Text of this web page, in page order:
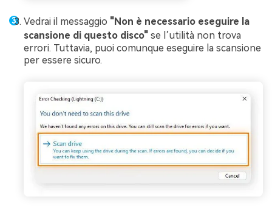
Vedrai il messaggio "Non è necessario eseguire la
scansione di questo disco" se l’utilità non trova
errori. Tuttavia, puoi comunque eseguire la scansione
per essere sicuro.